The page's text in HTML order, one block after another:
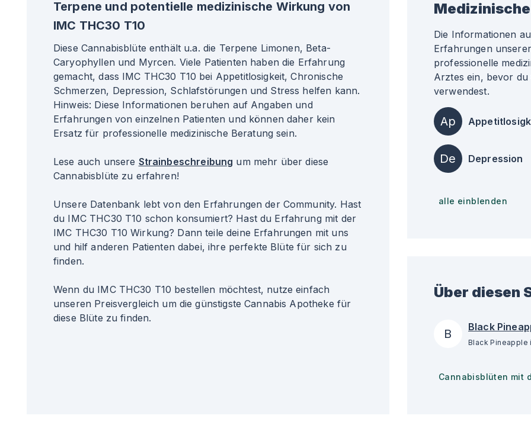
Terpene und potentielle medizinische Wirkung von
IMC THC30 T10
Diese Cannabisblüte enthält u.a. die Terpene Limonen, Beta-
Caryophyllen und Myrcen. Viele Patienten haben die Erfahrung
gemacht, dass IMC THC30 T10 bei Appetitlosigkeit, Chronische
Schmerzen, Depression, Schlafstörungen und Stress helfen kann.
Hinweis: Diese Informationen beruhen auf Angaben und
Erfahrungen von einzelnen Patienten und können daher kein
Ersatz für professionelle medizinische Beratung sein.
Lese auch unsere Strainbeschreibung um mehr über diese
Cannabisblüte zu erfahren!
Unsere Datenbank lebt von den Erfahrungen der Community. Hast
du IMC THC30 T10 schon konsumiert? Hast du Erfahrung mit der
IMC THC30 T10 Wirkung? Dann teile deine Erfahrungen mit uns
und hilf anderen Patienten dabei, ihre perfekte Blüte für sich zu
finden.
Wenn du IMC THC30 T10 bestellen möchtest, nutze einfach
unseren Preisvergleich um die günstigste Cannabis Apotheke für
diese Blüte zu finden.
Die Informationen
Erfahrungen
professionelle
Arztes ein, bevor
verwendest.
Ap
De Depression
alle einblenden
Über diesen
B Black
Cannabisblüten mit